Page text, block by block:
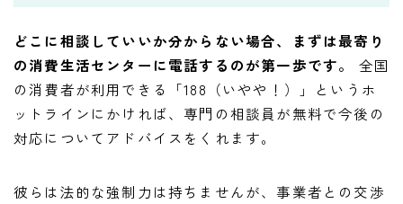
どこに相談していいか分からない場合、まずは最寄り
の消費生活センターに電話するのが第一歩です。
全国
の消費者が利用できる「188（いやや！）」というホ
ットラインにかければ、専門の相談員が無料で今後の
対応についてアドバイスをくれます。
彼らは法的な強制力は持ちませんが、事業者との交渉